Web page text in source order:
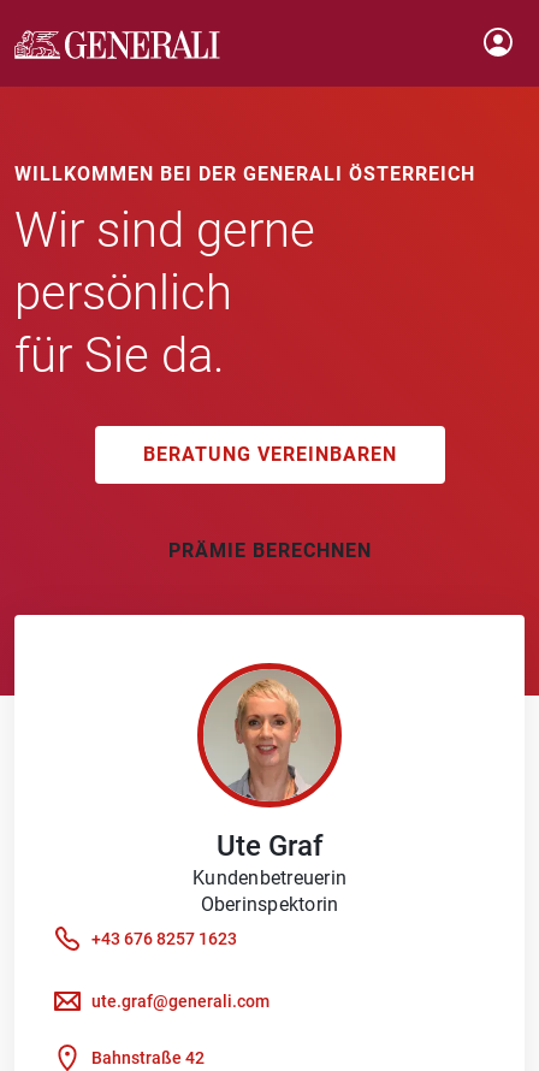
WILLKOMMEN BEI DER GENERALI ÖSTERREICH
Wir sind gerne
persönlich
für Sie da.
BERATUNG VEREINBAREN
PRÄMIE BERECHNEN
Ute Graf
Kundenbetreuerin
Oberinspektorin
+43 676 8257 1623
ute.graf@generali.com
Bahnstraße 42